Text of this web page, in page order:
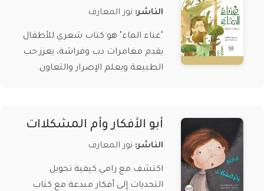
الناشر: نور المعارف
"غناء الماء" هو كتاب شعري للأطفال
يقدم مغامرات دب وفراشة، يعزز حب
الطبيعة ويعلم الإصرار والتعاون.
أبو الأفكار وأم المشكلاات
الناشر: نور المعارف
اكتشف مع رامي كيفية تحويل
التحديات إلى أفكار مبدعة مع كتاب